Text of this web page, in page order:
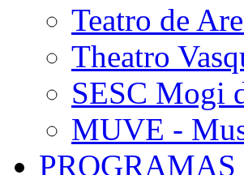
Teatro de
Theatro
SESC Mogi
MUVE -
PROGRAMAS